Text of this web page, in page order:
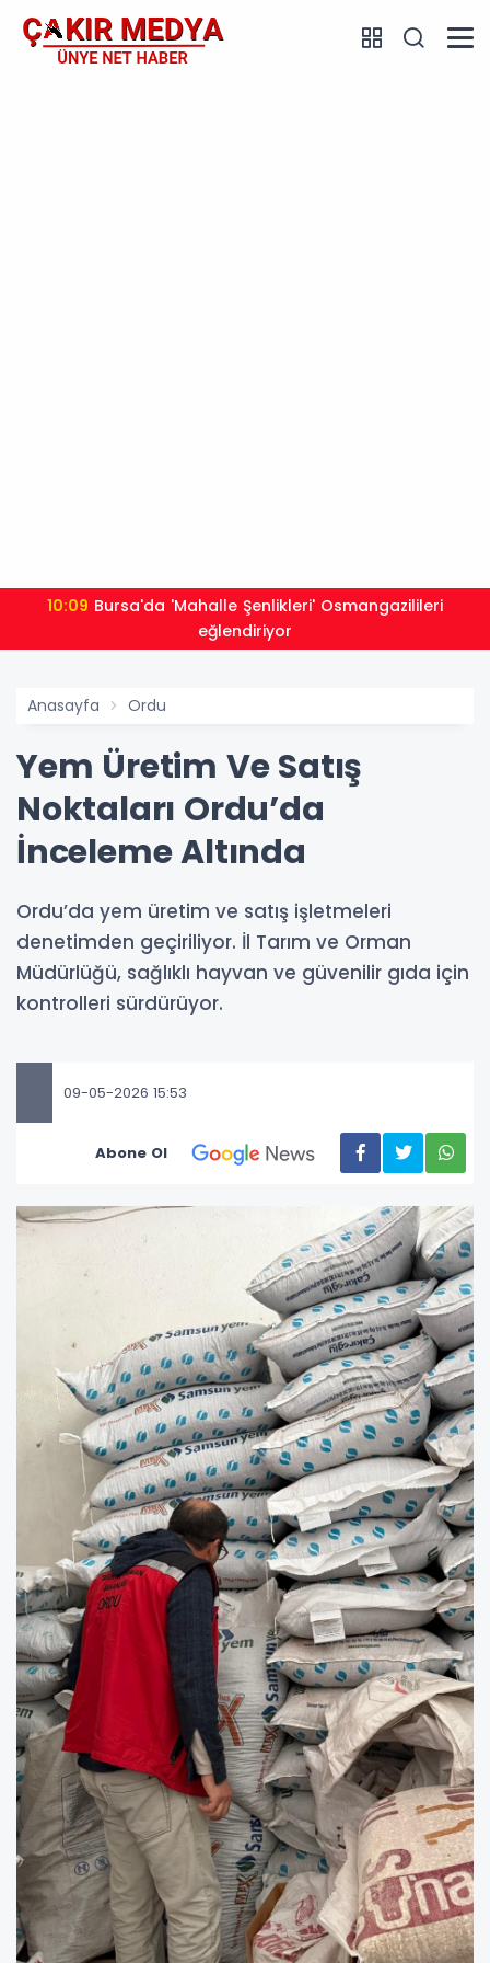
10:09
eğlendiriyor
Anasayfa Ordu
Yem Üretim Ve Satış
Noktaları Ordu’da
İnceleme Altında
Ordu’da yem üretim ve satış işletmeleri
denetimden geçiriliyor. İl Tarım ve Orman
Müdürlüğü, sağlıklı hayvan ve güvenilir gıda için
kontrolleri sürdürüyor.
09-05-2026 15:53
Abone Ol